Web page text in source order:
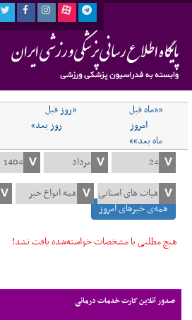
««ماه قبل
«روز قبل
امروز
روز بعد»
ماه بعد»»
همه‌ی خبرهای امروز
هیچ مطلبی با مشخصات خواسته‌شده یافت نشد!
صدور آنلاین کارت خدمات درمانی